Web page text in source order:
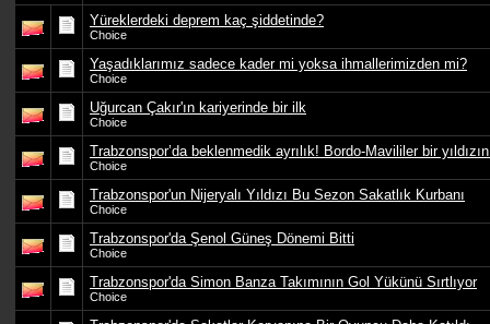
Yüreklerdeki deprem kaç şiddetinde?
Choice
Yaşadıklarımız sadece kader mi yoksa ihmallerimizden mi?
Choice
Uğurcan Çakır'ın kariyerinde bir ilk
Choice
Trabzonspor’da beklenmedik ayrılık! Bordo-Mavililer bir
Choice
Trabzonspor'un Nijeryalı Yıldızı Bu Sezon Sakatlık Kurbanı
Choice
Trabzonspor'da Şenol Güneş Dönemi Bitti
Choice
Trabzonspor'da Simon Banza Takımının Gol Yükünü Sırtlıyor
Choice